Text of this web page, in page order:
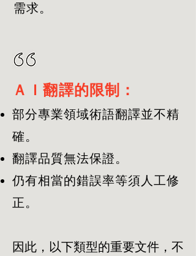
需求。
ＡＩ翻譯的限制：
部分專業領域術語翻譯並不精
確。
翻譯品質無法保證。
仍有相當的錯誤率等須人工修
正。
因此，以下類型的重要文件，不